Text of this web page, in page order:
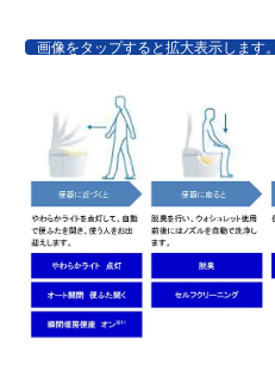
画像をタップすると拡大表示します。